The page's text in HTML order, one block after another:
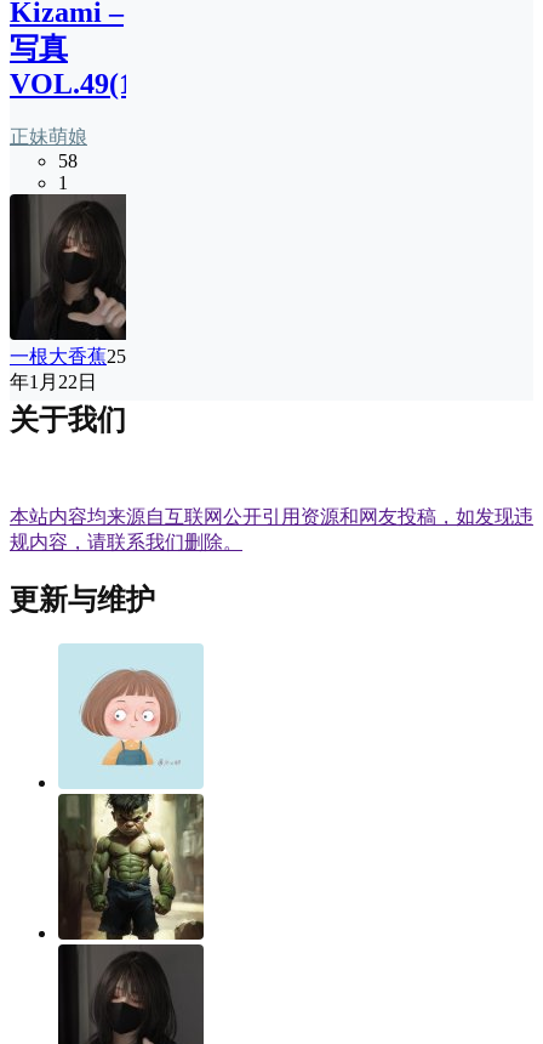
Kizami –
写真
VOL.49(192P)
正妹萌娘
58
1
一根大香蕉25
年1月22日
关于我们
本站内容均来源自互联网公开引用资源和网友投稿，如发现违
规内容，请联系我们删除。
更新与维护